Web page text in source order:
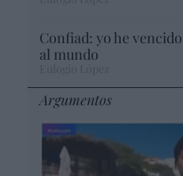
Confiad: yo he vencido
al mundo
Argumentos